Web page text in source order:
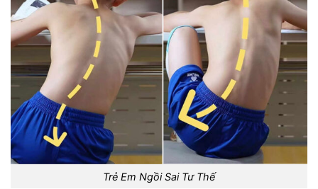
Trẻ Em Ngồi Sai Tư Thế